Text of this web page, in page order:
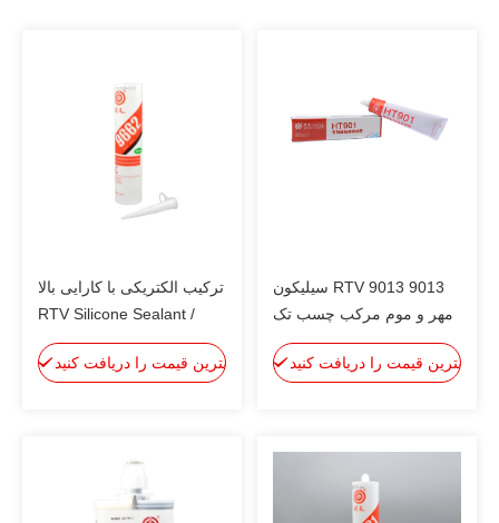
9013 9013 RTV سیلیکون
مهر و موم مرکب چسب تک
مولد، نیمه جریان
بهترین قیمت را دریافت کنید
ترکیب الکتریکی با کارایی بالا
/ RTV Silicone Sealant
9662
بهترین قیمت را دریافت کنید